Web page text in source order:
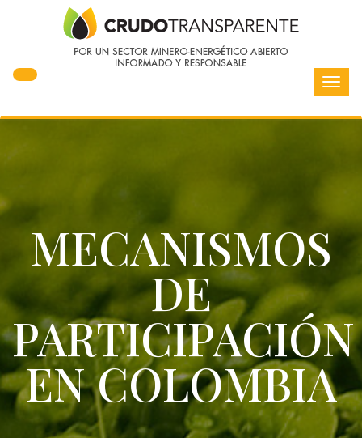
MECANISMOS
DE
PARTICIPACIÓN
EN COLOMBIA